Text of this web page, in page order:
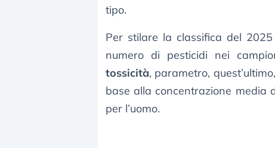
tipo.
Per stilare la classifica del
numero di pesticidi nei
tossicità, parametro,
base alla concentrazione media
per l’uomo.